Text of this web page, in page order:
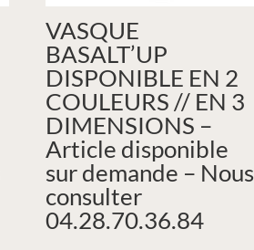
VASQUE
BASALT’UP
DISPONIBLE EN 2
COULEURS // EN 3
DIMENSIONS –
Article disponible
sur demande – Nous
consulter
04.28.70.36.84